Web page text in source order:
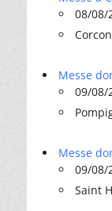
08/08/
Messe
09/08/
Messe
09/08/
Saint